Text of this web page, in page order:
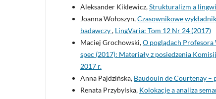
Aleksander Kiklewicz,Strukturalizm a
Joanna Wołoszyn,Czasownikowe
badawczy, LingVaria: Tom 12 Nr 24 (2017)
Maciej Grochowski,O poglądach
spec (2017): Materiały z posiedzenia
2017 r.
Anna Pajdzińska, Baudouin de Courtenay
Renata Przybylska, Kolokacje a analiza